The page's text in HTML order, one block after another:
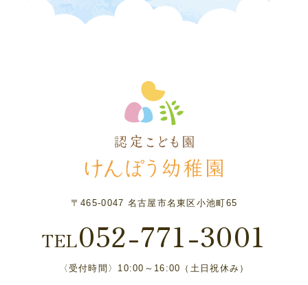
〒465-0047 名古屋市名東区小池町65
TEL052-771-3001
〈受付時間〉10:00～16:00（土日祝休み）